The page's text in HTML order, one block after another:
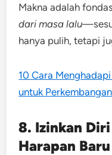
Makna adalah
dari masa lalu
hanya pulih, tetapi
10 Cara
untuk
8. Izinkan
Harapan Baru